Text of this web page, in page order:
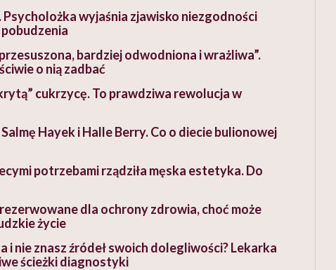
wyjaśnia zjawisko niezgodności
bardziej odwodniona i wrażliwa”.
o nią zadbać
cukrzycę. To prawdziwa rewolucja w
Hayek i Halle Berry. Co o diecie bulionowej
potrzebami rządziła męska estetyka. Do
dla ochrony zdrowia, choć może
życie
i nie znasz źródeł swoich dolegliwości? Lekarka
ścieżki diagnostyki